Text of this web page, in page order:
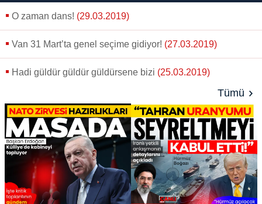
O zaman dans! (29.03.2019)
Van 31 Mart’ta genel seçime gidiyor! (27.03.2019)
Hadi güldür güldür güldürsene bizi (25.03.2019)
Tümü